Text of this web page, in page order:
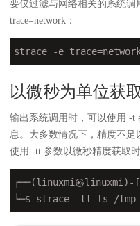
要仅过滤与网络相关的系统调
trace=network：
strace -e
以微秒为单位获
输出系统调用时，可以使用 -t
息。大多数情况下，精度不
使用 -tt 参数以微秒精度获取时
┌──(linuxmi㉿linuxmi)-
└─$ strace -tt ls /tmp